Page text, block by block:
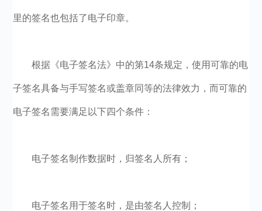
里的签名也包括了电子印章。
根据《电子签名法》中的第14条规定，使用可靠的电
子签名具备与手写签名或盖章同等的法律效力，而可靠的
电子签名需要满足以下四个条件：
电子签名制作数据时，归签名人所有；
电子签名用于签名时，是由签名人控制；